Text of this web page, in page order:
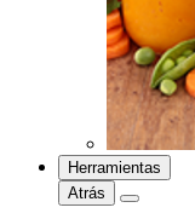
Herramientas
Atrás